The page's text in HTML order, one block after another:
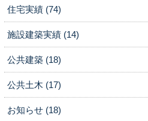
住宅実績 (74)
施設建築実績 (14)
公共建築 (18)
公共土木 (17)
お知らせ (18)